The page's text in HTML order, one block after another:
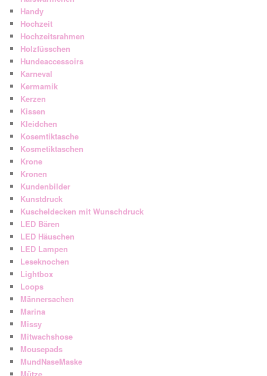
Handy
Hochzeit
Hochzeitsrahmen
Holzfüsschen
Hundeaccessoirs
Karneval
Kermamik
Kerzen
Kissen
Kleidchen
Kosemtiktasche
Kosmetiktaschen
Krone
Kronen
Kundenbilder
Kunstdruck
Kuscheldecken mit Wunschdruck
LED Bären
LED Häuschen
LED Lampen
Leseknochen
Lightbox
Loops
Männersachen
Marina
Missy
Mitwachshose
Mousepads
MundNaseMaske